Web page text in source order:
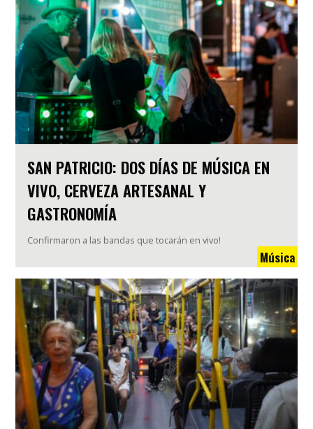
SAN PATRICIO: DOS DÍAS DE MÚSICA EN
VIVO, CERVEZA ARTESANAL Y
GASTRONOMÍA
Confirmaron a las bandas que tocarán en vivo!
Música